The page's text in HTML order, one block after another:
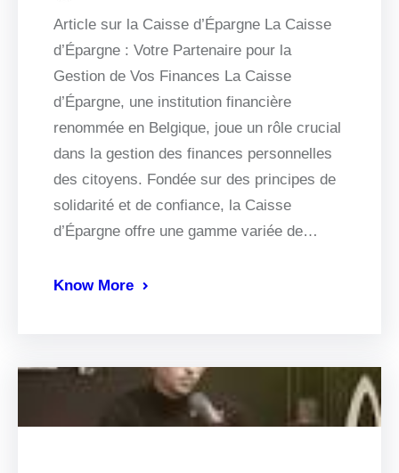
Article sur la Caisse d’Épargne La Caisse
d’Épargne : Votre Partenaire pour la
Gestion de Vos Finances La Caisse
d’Épargne, une institution financière
renommée en Belgique, joue un rôle crucial
dans la gestion des finances personnelles
des citoyens. Fondée sur des principes de
solidarité et de confiance, la Caisse
d’Épargne offre une gamme variée de…
Know More